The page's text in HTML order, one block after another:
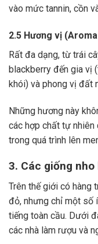
vào mức tannin, cồn
2.5 Hương vị
Rất đa dạng, từ trái
blackberry đến gia vị
khói) và phong vị đất
Những hương này
các hợp chất tự
trong quá trình lên
3. Các giống
Trên thế giới có hàng
đỏ, nhưng chỉ một số
tiếng toàn cầu. Dưới
các nhà làm rượu và